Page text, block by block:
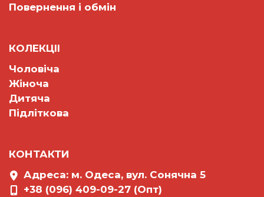
Повернення і обмін
КОЛЕКЦII
Чоловіча
Жіноча
Дитяча
Підліткова
КОНТАКТИ
Адреса: м. Одеса, вул. Сонячна 5
+38 (096) 409-09-27 (Опт)